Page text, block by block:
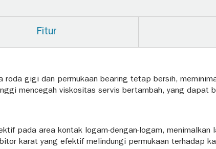
Fitur
gigi dan permukaan bearing tetap bersih,
mencegah viskositas servis bertambah, yang dapat
pada area kontak logam-dengan-logam, menimalkan
karat yang efektif melindungi permukaan terhadap